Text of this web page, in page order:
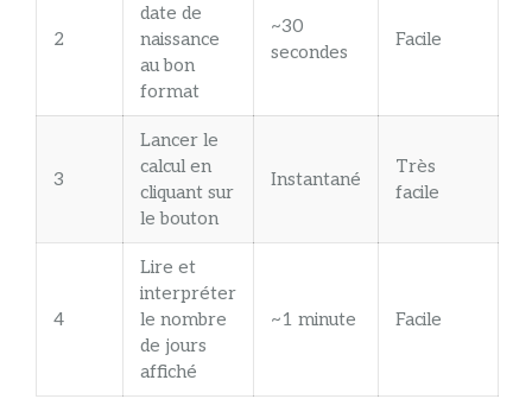
2
date de
naissance
au bon
format
~30
secondes
Facile
3
Lancer le
calcul en
cliquant sur
le bouton
Instantané
Très
facile
4
Lire et
interpréter
le nombre
de jours
affiché
~1 minute Facile